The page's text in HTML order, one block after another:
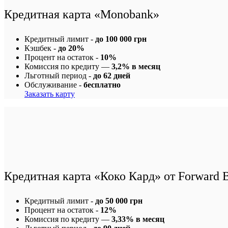
Кредитная карта «Monobank»
Кредитный лимит - до 100 000 грн
Кэшбек - до 20%
Процент на остаток - 10%
Комиссия по кредиту — 3,2% в месяц
Льготный период - до 62 дней
Обслуживание - бесплатно
Заказать карту
Кредитная карта «Коко Кард» от Forward
Кредитный лимит - до 50 000 грн
Процент на остаток - 12%
Комиссия по кредиту — 3,33% в месяц